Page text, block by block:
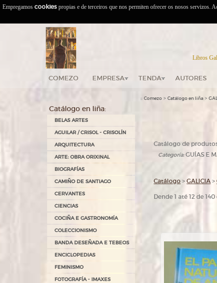
Libros
COMEZO EMPRESA TENDA AUTORES
Catálogo en liña:
BELAS ARTES
AGUILAR / CRISOL - CRISOLÍN
ARQUITECTURA
ARTE: OBRA ORIXINAL
BIOGRAFÍAS
CAMIÑO DE SANTIAGO
CERVANTES
CIENCIAS
COCIÑA E GASTRONOMÍA
COLECCIONISMO
BANDA DESEÑADA E TEBEOS
ENCICLOPEDIAS
FEMINISMO
FOTOGRAFÍA - IMAXES
:: Comezo > Catálogo en liña >
Catálogo de
Categoría:GUÍAS E
Catálogo > GALICIA >
Dende 1 até 12 de
Empregamos cookies propias e de terceiros que nos permiten ofrecer os nosos servizos.